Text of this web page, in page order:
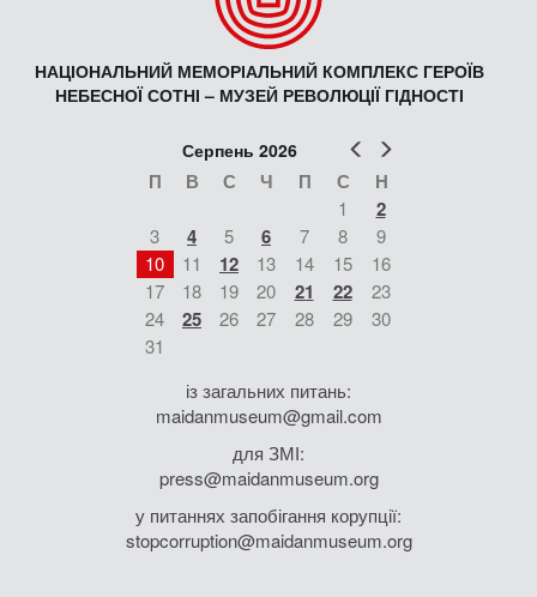
НАЦІОНАЛЬНИЙ МЕМОРІАЛЬНИЙ КОМПЛЕКС ГЕРОЇВ
НЕБЕСНОЇ СОТНІ – МУЗЕЙ РЕВОЛЮЦІЇ ГІДНОСТІ
Попер
Серпень 2026
П В С Ч П С Н
1 2
3 4 5 6 7 8
9
10
11 12 13 14 15
16
17
18 19 20 21 22
23
24
25 26 27 28 29
30
31
із загальних питань:
maidanmuseum@gmail.com
для ЗМІ:
press@maidanmuseum.org
у питаннях запобігання корупції:
stopcorruption@maidanmuseum.org